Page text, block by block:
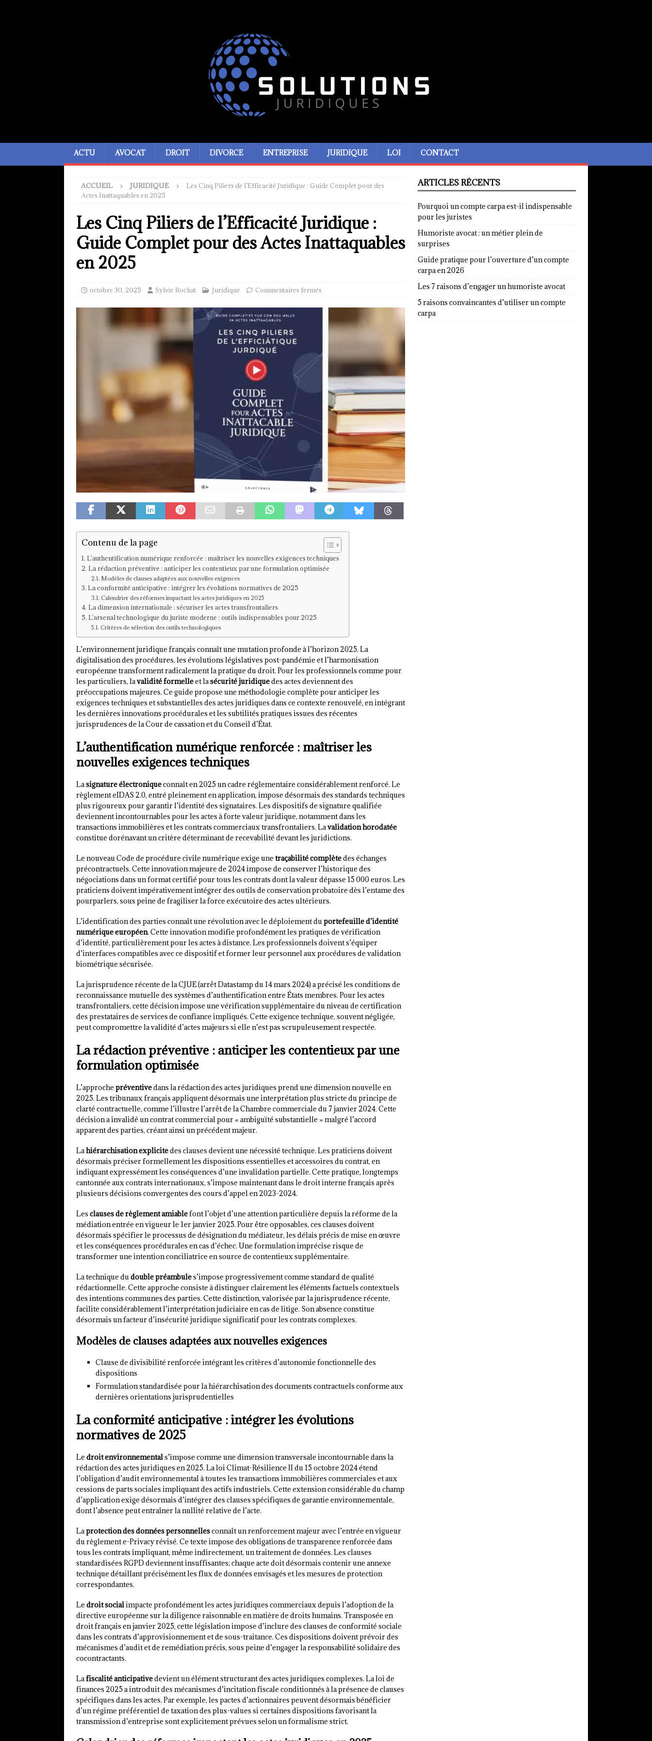
ACTU AVOCAT DROIT DIVORCE ENTREPRISE JURIDIQUE LOI CONTACT
ACCUEIL JURIDIQUE
Les Cinq Piliers de l’Efficacité Juridique : Guide Complet pour des
Actes Inattaquables en 2025
Les Cinq Piliers de l’Efficacité Juridique :
Guide Complet pour des Actes Inattaquables
en 2025
octobre 30, 2025 Sylvie Rochat Juridique Commentaires fermés
Contenu de la page
L’authentification numérique renforcée : maîtriser les nouvelles exigences techniques
La rédaction préventive : anticiper les contentieux par une formulation optimisée
Modèles de clauses adaptées aux nouvelles exigences
La conformité anticipative : intégrer les évolutions normatives de 2025
Calendrier des réformes impactant les actes juridiques en 2025
La dimension internationale : sécuriser les actes transfrontaliers
L’arsenal technologique du juriste moderne : outils indispensables pour 2025
Critères de sélection des outils technologiques
L’environnement juridique français connaît une mutation profonde à l’horizon 2025. La
digitalisation des procédures, les évolutions législatives post-pandémie et l’harmonisation
européenne transforment radicalement la pratique du droit. Pour les professionnels comme pour
les particuliers, lavalidité formelleet lasécurité juridiquedes actes deviennent des
préoccupations majeures. Ce guide propose une méthodologie complète pour anticiper les
exigences techniques et substantielles des actes juridiques dans ce contexte renouvelé, en intégrant
les dernières innovations procédurales et les subtilités pratiques issues des récentes
jurisprudences de la Cour de cassation et du Conseil d’État.
L’authentification numérique renforcée : maîtriser les
nouvelles exigences techniques
Lasignature électroniqueconnaît en 2025 un cadre réglementaire considérablement renforcé. Le
règlement eIDAS 2.0, entré pleinement en application, impose désormais des standards techniques
plus rigoureux pour garantir l’identité des signataires. Les dispositifs de signature qualifiée
deviennent incontournables pour les actes à forte valeur juridique, notamment dans les
transactions immobilières et les contrats commerciaux transfrontaliers. Lavalidation horodatée
constitue dorénavant un critère déterminant de recevabilité devant les juridictions.
Le nouveau Code de procédure civile numérique exige une traçabilité complètedes échanges
précontractuels. Cette innovation majeure de 2024 impose de conserver l’historique des
négociations dans un format certifié pour tous les contrats dont la valeur dépasse 15 000 euros. Les
praticiens doivent impérativement intégrer des outils de conservation probatoire dès l’entame des
pourparlers, sous peine de fragiliser la force exécutoire des actes ultérieurs.
L’identification des parties connaît une révolution avec le déploiement duportefeuille d’identité
numérique européen. Cette innovation modifie profondément les pratiques de vérification
d’identité, particulièrement pour les actes à distance. Les professionnels doivent s’équiper
d’interfaces compatibles avec ce dispositif et former leur personnel aux procédures de validation
biométrique sécurisée.
La jurisprudence récente de la CJUE (arrêt Datastamp du 14 mars 2024) a précisé les conditions de
reconnaissance mutuelle des systèmes d’authentification entre États membres. Pour les actes
transfrontaliers, cette décision impose une vérification supplémentaire du niveau de certification
des prestataires de services de confiance impliqués. Cette exigence technique, souvent négligée,
peut compromettre la validité d’actes majeurs si elle n’est pas scrupuleusement respectée.
La rédaction préventive : anticiper les contentieux par une
formulation optimisée
L’approche préventivedans la rédaction des actes juridiques prend une dimension nouvelle en
2025. Les tribunaux français appliquent désormais une interprétation plus stricte du principe de
clarté contractuelle, comme l’illustre l’arrêt de la Chambre commerciale du 7 janvier 2024. Cette
décision a invalidé un contrat commercial pour « ambiguïté substantielle » malgré l’accord
apparent des parties, créant ainsi un précédent majeur.
Lahiérarchisation explicitedes clauses devient une nécessité technique. Les praticiens doivent
désormais préciser formellement les dispositions essentielles et accessoires du contrat, en
indiquant expressément les conséquences d’une invalidation partielle. Cette pratique, longtemps
cantonnée aux contrats internationaux, s’impose maintenant dans le droit interne français après
plusieurs décisions convergentes des cours d’appel en 2023-2024.
Les clauses de règlement amiablefont l’objet d’une attention particulière depuis la réforme de la
médiation entrée en vigueur le 1er janvier 2025. Pour être opposables, ces clauses doivent
désormais spécifier le processus de désignation du médiateur, les délais précis de mise en œuvre
et les conséquences procédurales en cas d’échec. Une formulation imprécise risque de
transformer une intention conciliatrice en source de contentieux supplémentaire.
La technique dudouble préambules’impose progressivement comme standard de qualité
rédactionnelle. Cette approche consiste à distinguer clairement les éléments factuels contextuels
des intentions communes des parties. Cette distinction, valorisée par la jurisprudence récente,
facilite considérablement l’interprétation judiciaire en cas de litige. Son absence constitue
désormais un facteur d’insécurité juridique significatif pour les contrats complexes.
Modèles de clauses adaptées aux nouvelles exigences
Clause de divisibilité renforcée intégrant les critères d’autonomie fonctionnelle des
dispositions
Formulation standardisée pour la hiérarchisation des documents contractuels conforme aux
dernières orientations jurisprudentielles
La conformité anticipative : intégrer les évolutions
normatives de 2025
Le droit environnementals’impose comme une dimension transversale incontournable dans la
rédaction des actes juridiques en 2025. La loi Climat-Résilience II du 15 octobre 2024 étend
l’obligation d’audit environnemental à toutes les transactions immobilières commerciales et aux
cessions de parts sociales impliquant des actifs industriels. Cette extension considérable du champ
d’application exige désormais d’intégrer des clauses spécifiques de garantie environnementale,
dont l’absence peut entraîner la nullité relative de l’acte.
Laprotection des données personnellesconnaît un renforcement majeur avec l’entrée en vigueur
du règlement e-Privacy révisé. Ce texte impose des obligations de transparence renforcée dans
tous les contrats impliquant, même indirectement, un traitement de données. Les clauses
standardisées RGPD deviennent insuffisantes; chaque acte doit désormais contenir une annexe
technique détaillant précisément les flux de données envisagés et les mesures de protection
correspondantes.
Le droit socialimpacte profondément les actes juridiques commerciaux depuis l’adoption de la
directive européenne sur la diligence raisonnable en matière de droits humains. Transposée en
droit français en janvier 2025, cette législation impose d’inclure des clauses de conformité sociale
dans les contrats d’approvisionnement et de sous-traitance. Ces dispositions doivent prévoir des
mécanismes d’audit et de remédiation précis, sous peine d’engager la responsabilité solidaire des
cocontractants.
Lafiscalité anticipativedevient un élément structurant des actes juridiques complexes. La loi de
finances 2025 a introduit des mécanismes d’incitation fiscale conditionnés à la présence de clauses
spécifiques dans les actes. Par exemple, les pactes d’actionnaires peuvent désormais bénéficier
d’un régime préférentiel de taxation des plus-values si certaines dispositions favorisant la
transmission d’entreprise sont explicitement prévues selon un formalisme strict.
ARTICLES RÉCENTS
Pourquoi un compte carpa est-il indispensable
pour les juristes
Humoriste avocat : un métier plein de
surprises
Guide pratique pour l’ouverture d’un compte
carpa en 2026
Les 7 raisons d’engager un humoriste avocat
5 raisons convaincantes d’utiliser un compte
carpa